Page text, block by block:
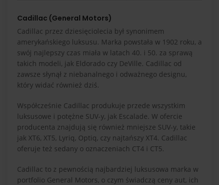
Cadillac (General Motors)
Cadillac przez dziesięciolecia był synonimem
amerykańskiego luksusu. Marka powstała w 1902 roku, a
swój najlepszy czas miała w latach 40. i 50. za sprawą
takich modeli, jak Eldorado czy DeVille. Cadillac od
zawsze słynął z niebanalnego i odważnego designu,
który widać również dziś.
Współcześnie Cadillac produkuje przede wszystkim
luksusowe i potężne SUV-y, jak Escalade. W ofercie
producenta znajdują się również mniejsze SUV-y, takie
jak XT6, XT5, Lyriq, Optiq, czy najtańszy XT4. Cadillac
oferuje też sedany o oznaczeniach CT4 i CT5.
Cadillac to z pewnością najbardziej luksusowa marka w
portfolio General Motors, o czym świadczą ceny aut, ich